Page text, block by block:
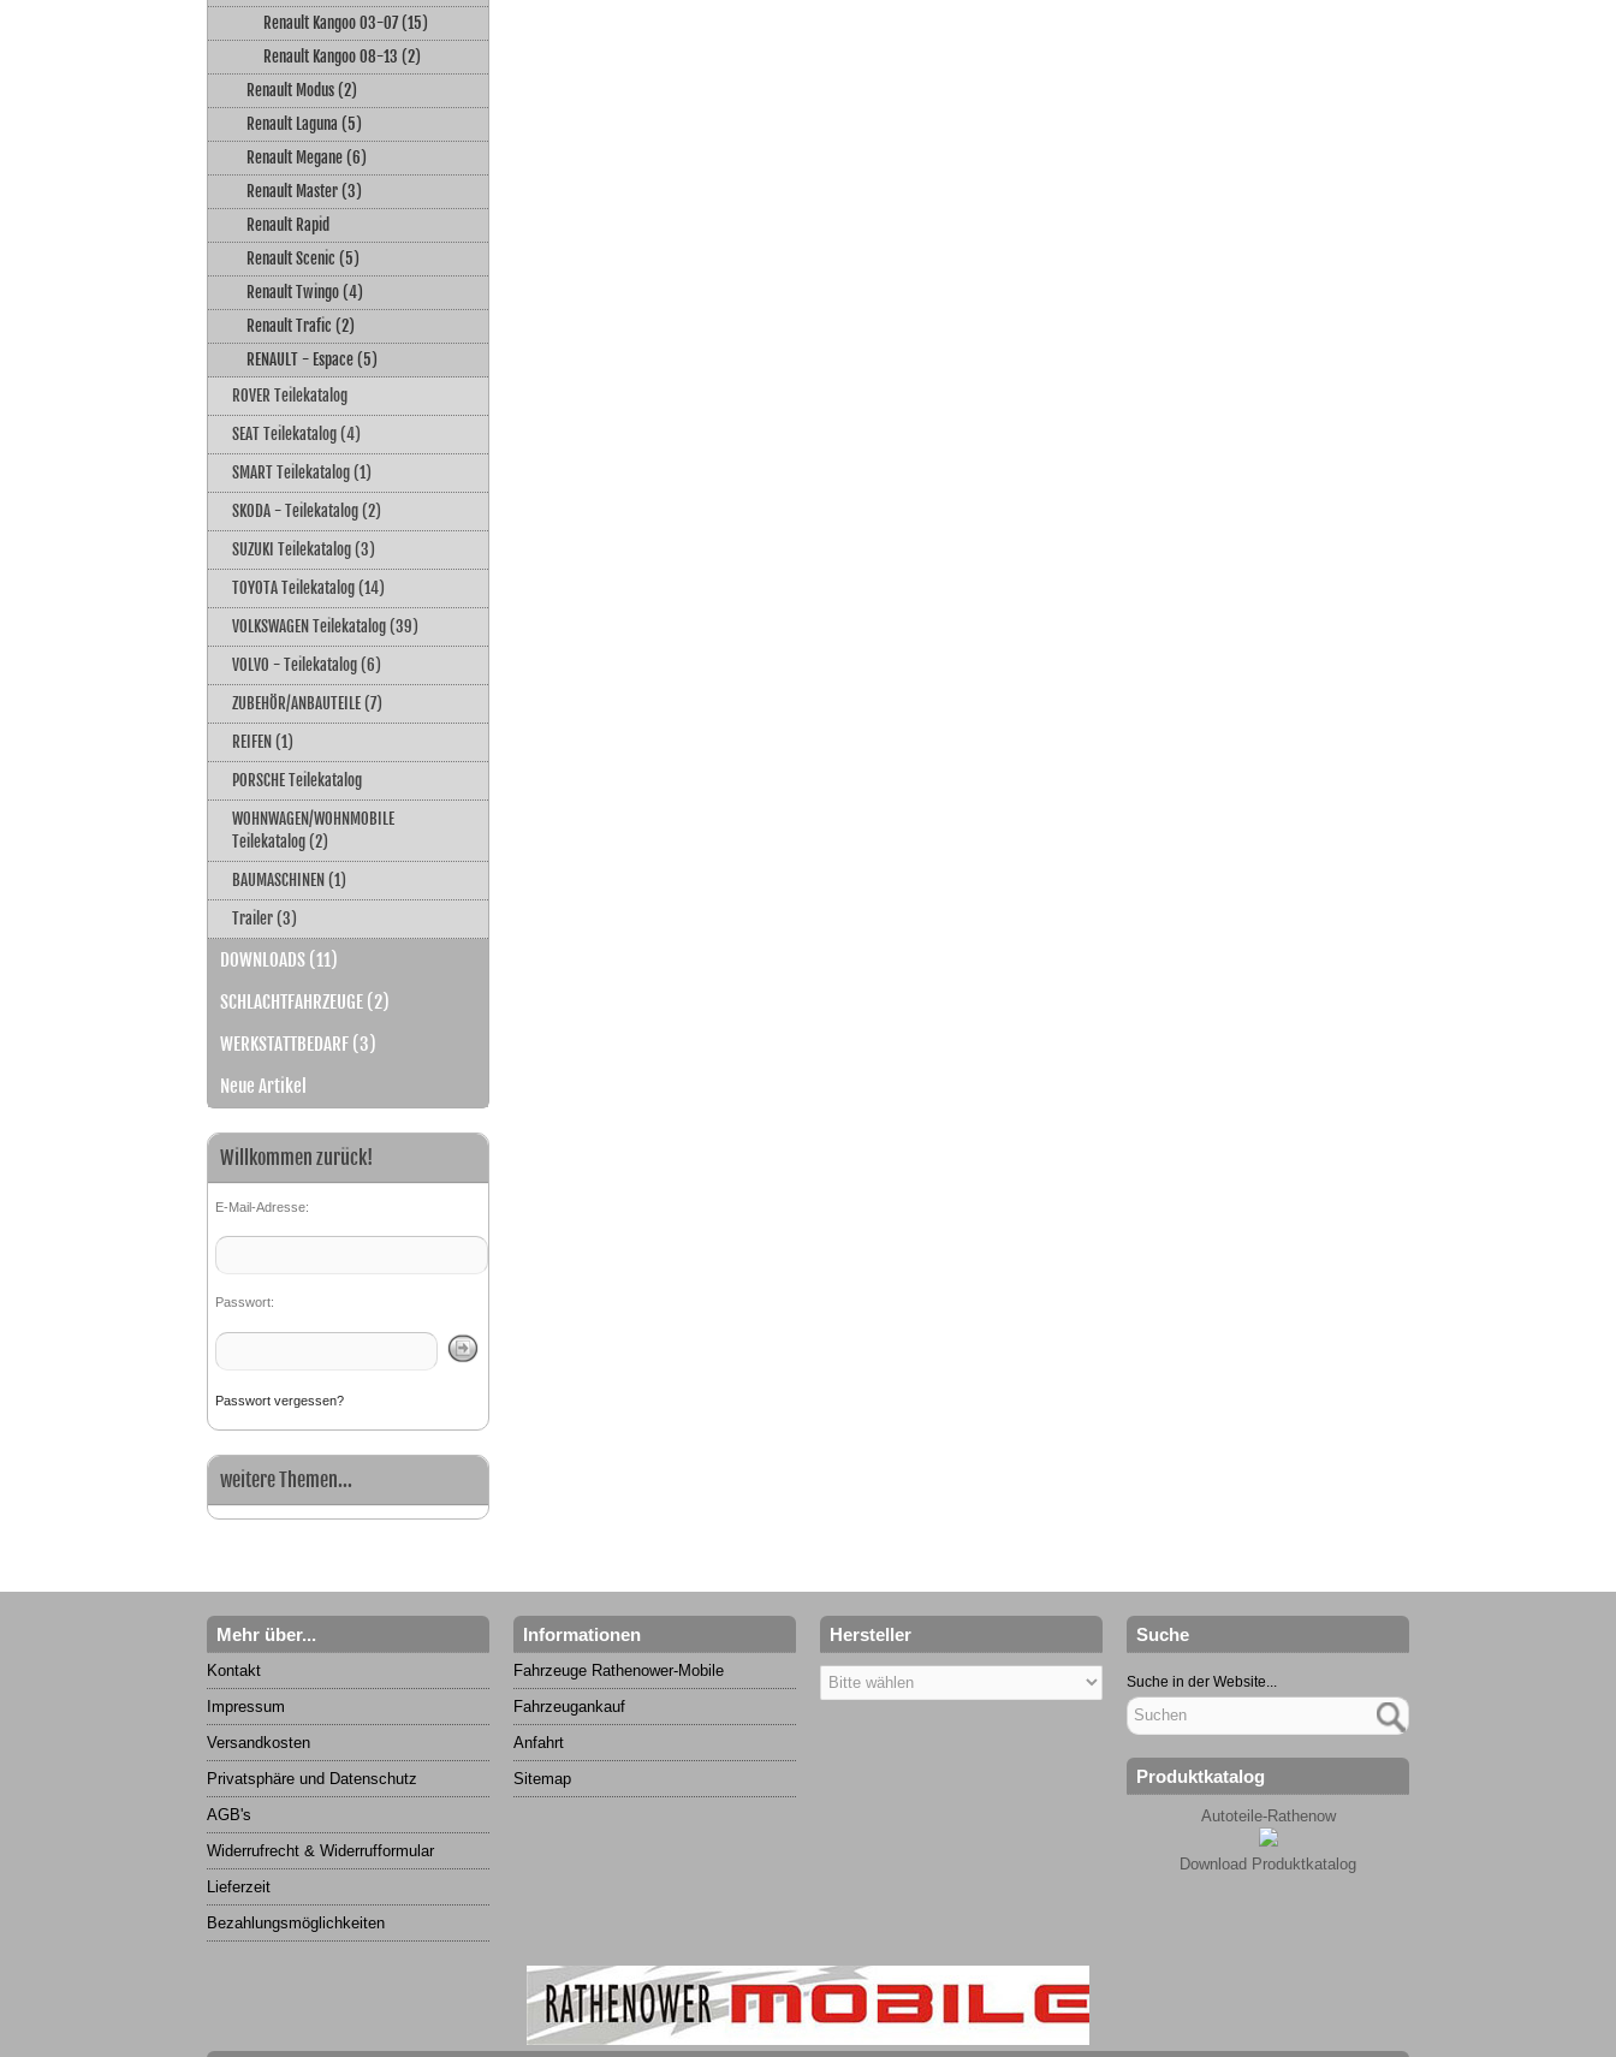
Renault Kangoo 03-07 (15)
Renault Kangoo 08-13 (2)
Renault Modus (2)
Renault Laguna (5)
Renault Megane (6)
Renault Master (3)
Renault Rapid
Renault Scenic (5)
Renault Twingo (4)
Renault Trafic (2)
RENAULT - Espace (5)
ROVER Teilekatalog
SEAT Teilekatalog (4)
SMART Teilekatalog (1)
SKODA - Teilekatalog (2)
SUZUKI Teilekatalog (3)
TOYOTA Teilekatalog (14)
VOLKSWAGEN Teilekatalog (39)
VOLVO - Teilekatalog (6)
ZUBEHÖR/ANBAUTEILE (7)
REIFEN (1)
PORSCHE Teilekatalog
WOHNWAGEN/WOHNMOBILE
Teilekatalog (2)
BAUMASCHINEN (1)
Trailer (3)
DOWNLOADS (11)
SCHLACHTFAHRZEUGE (2)
WERKSTATTBEDARF (3)
Neue Artikel
Willkommen zurück!
E-Mail-Adresse:
Passwort:
Passwort vergessen?
weitere Themen...
Mehr über...
Kontakt
Impressum
Versandkosten
Privatsphäre und Datenschutz
AGB's
Widerrufrecht & Widerrufformular
Lieferzeit
Bezahlungsmöglichkeiten
Informationen
Fahrzeuge Rathenower-Mobile
Fahrzeugankauf
Anfahrt
Sitemap
Hersteller Suche
Suche in der Website...
Produktkatalog
Autoteile-Rathenow
Download Produktkatalog